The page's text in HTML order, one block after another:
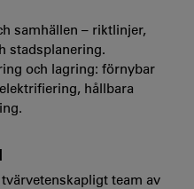
samhällen – riktlinjer,
stadsplanering.
och lagring: förnybar
hållbara
team av